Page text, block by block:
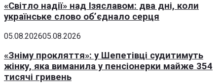
«Світло надії» над Ізяславом: два дні, коли
українське слово об’єднало серця
05.08.202605.08.2026
«Зніму прокляття»: у Шепетівці судитимуть
жінку, яка виманила у пенсіонерки майже 354
тисячі гривень